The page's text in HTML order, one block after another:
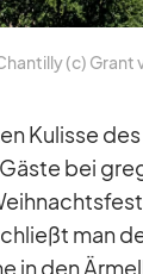
(c) Grant
Ku­lisse
bei
man
in den